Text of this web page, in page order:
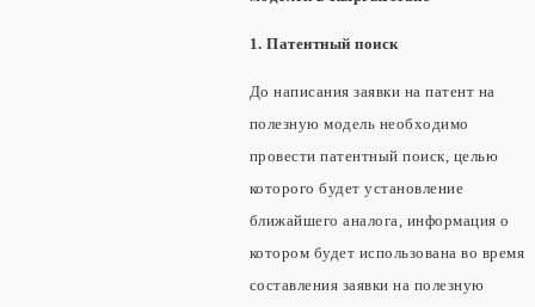
1. Патентный поиск
До написания заявки на патент на
полезную модель необходимо
провести патентный поиск, целью
которого будет установление
ближайшего аналога, информация о
котором будет использована во время
составления заявки на полезную